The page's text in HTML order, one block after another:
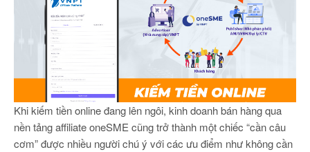
Khi kiếm tiền online đang lên ngôi, kinh doanh bán hàng qua
nền tảng affiliate oneSME cũng trở thành một chiếc “cần câu
cơm” được nhiều người chú ý với các ưu điểm như không cần